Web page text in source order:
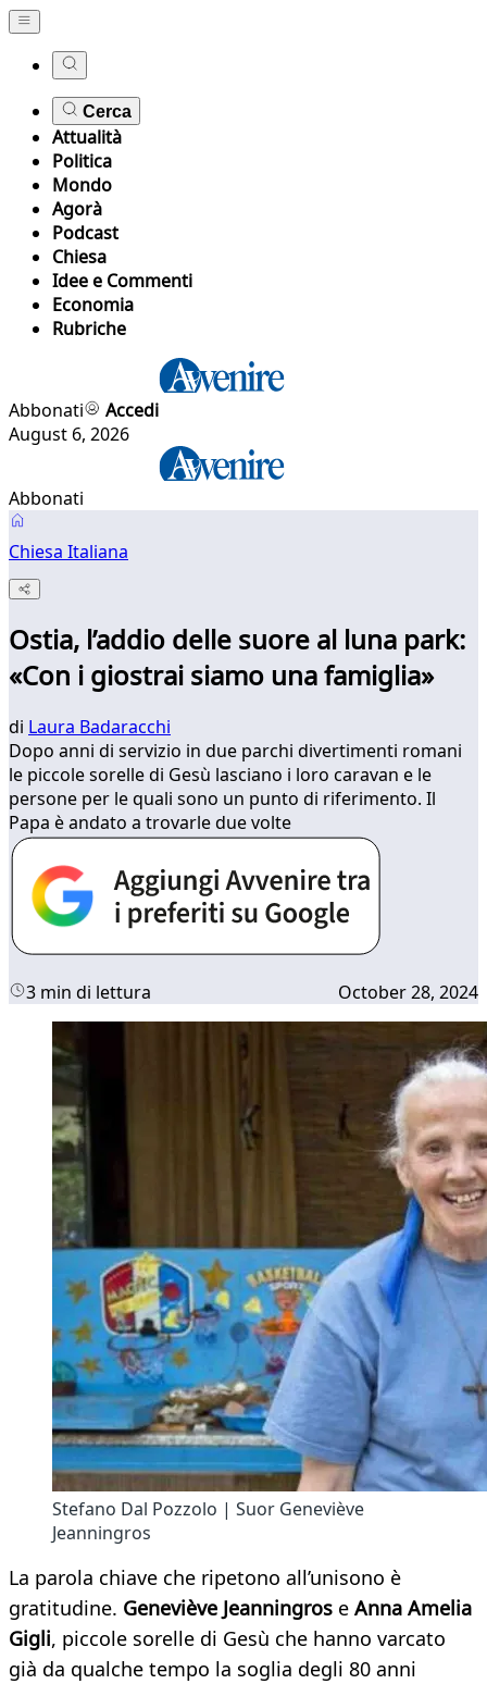
Cerca
Attualità
Politica
Mondo
Agorà
Podcast
Chiesa
Idee e Commenti
Economia
Rubriche
Abbonati
Accedi
August 6, 2026
Abbonati
Chiesa Italiana
Ostia, l’addio delle suore al luna park:
«Con i giostrai siamo una famiglia»
di Laura Badaracchi
Dopo anni di servizio in due parchi divertimenti romani
le piccole sorelle di Gesù lasciano i loro caravan e le
persone per le quali sono un punto di riferimento. Il
Papa è andato a trovarle due volte
3 min di lettura October 28, 2024
Stefano Dal Pozzolo | Suor Geneviève
Jeanningros
La parola chiave che ripetono all’unisono è
gratitudine. Geneviève Jeanningros e Anna Amelia
Gigli, piccole sorelle di Gesù che hanno varcato
già da qualche tempo la soglia degli 80 anni